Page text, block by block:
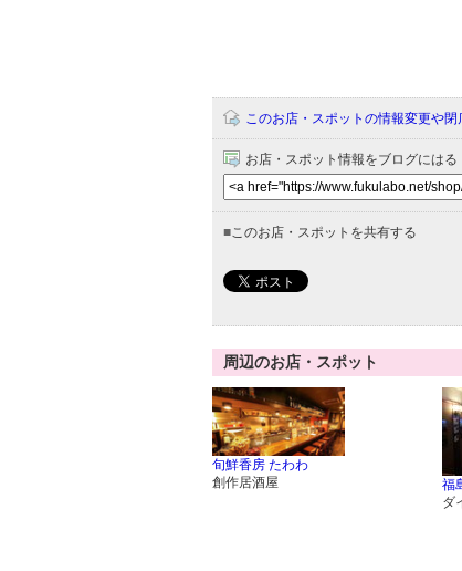
このお店・スポットの情報変更や
お店・スポット情報をブログにはる
■このお店・スポットを共有する
周辺のお店・スポット
旬鮮香房 たわわ
創作居酒屋
福
ダ